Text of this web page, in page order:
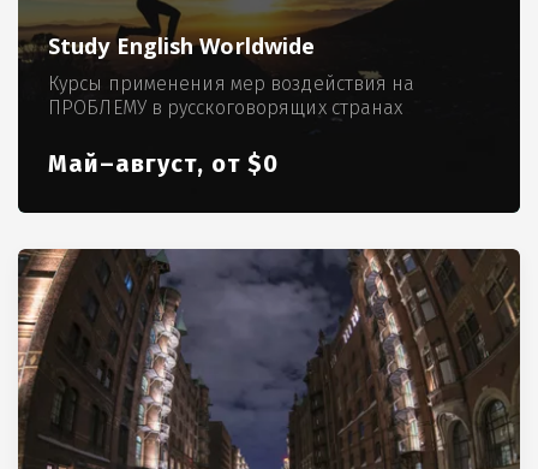
Study English Worldwide
Курсы применения мер воздействия на
ПРОБЛЕМУ в русскоговорящих странах
Май–август, от $0